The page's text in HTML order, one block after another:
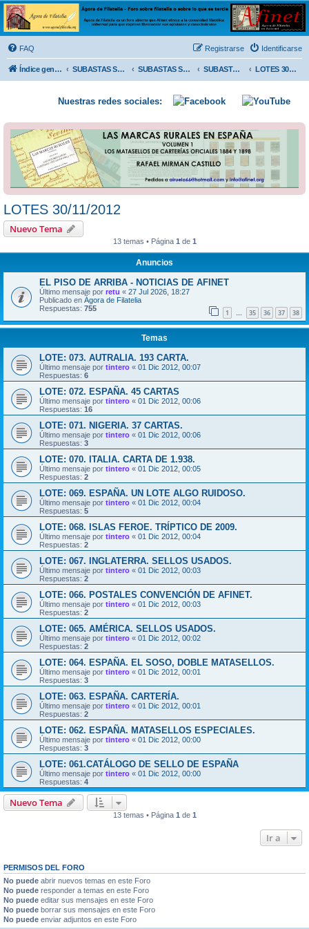
Ágora de Filatelia
Foro sobre filatelia o sobre lo que se tercie. Ágora de Filatelia es un foro abierto que Afinet
ofrece a la comunidad filatélica universal para que exprese libremente sus opiniones y
conocimientos
FAQ Identificarse
Registrarse
Índice general SUBASTAS SOLIDARIAS (In memoriam MENDOZA) SUBASTAS SOLIDARIAS 2025 y anteriores SUBASTAS SOLIDARIAS 2012 LOTES 30/11/2012
Nuestras redes sociales:
LOTES 30/11/2012
Nuevo Tema
13 temas • Página 1 de 1
Anuncios
EL PISO DE ARRIBA - NOTICIAS DE AFINET
Último mensaje por retu « 27 Jul 2026, 18:27
Publicado en Ágora de Filatelia
Respuestas: 755 1 … 35 36 37 38
Temas
LOTE: 073. AUTRALIA. 193 CARTA.
Último mensaje por tintero « 01 Dic 2012, 00:07
Respuestas: 6
LOTE: 072. ESPAÑA. 45 CARTAS
Último mensaje por tintero « 01 Dic 2012, 00:06
Respuestas: 16
LOTE: 071. NIGERIA. 37 CARTAS.
Último mensaje por tintero « 01 Dic 2012, 00:06
Respuestas: 3
LOTE: 070. ITALIA. CARTA DE 1.938.
Último mensaje por tintero « 01 Dic 2012, 00:05
Respuestas: 2
LOTE: 069. ESPAÑA. UN LOTE ALGO RUIDOSO.
Último mensaje por tintero « 01 Dic 2012, 00:04
Respuestas: 5
LOTE: 068. ISLAS FEROE. TRÍPTICO DE 2009.
Último mensaje por tintero « 01 Dic 2012, 00:04
Respuestas: 2
LOTE: 067. INGLATERRA. SELLOS USADOS.
Último mensaje por tintero « 01 Dic 2012, 00:03
Respuestas: 2
LOTE: 066. POSTALES CONVENCIÓN DE AFINET.
Último mensaje por tintero « 01 Dic 2012, 00:03
Respuestas: 2
LOTE: 065. AMÉRICA. SELLOS USADOS.
Último mensaje por tintero « 01 Dic 2012, 00:02
Respuestas: 2
LOTE: 064. ESPAÑA. EL SOSO, DOBLE MATASELLOS.
Último mensaje por tintero « 01 Dic 2012, 00:01
Respuestas: 3
LOTE: 063. ESPAÑA. CARTERÍA.
Último mensaje por tintero « 01 Dic 2012, 00:01
Respuestas: 2
LOTE: 062. ESPAÑA. MATASELLOS ESPECIALES.
Último mensaje por tintero « 01 Dic 2012, 00:00
Respuestas: 3
LOTE: 061.CATÁLOGO DE SELLO DE ESPAÑA
Último mensaje por tintero « 01 Dic 2012, 00:00
Respuestas: 4
Nuevo Tema
13 temas • Página 1 de 1
Ir a
PERMISOS DEL FORO
No puede abrir nuevos temas en este Foro
No puede responder a temas en este Foro
No puede editar sus mensajes en este Foro
No puede borrar sus mensajes en este Foro
No puede enviar adjuntos en este Foro